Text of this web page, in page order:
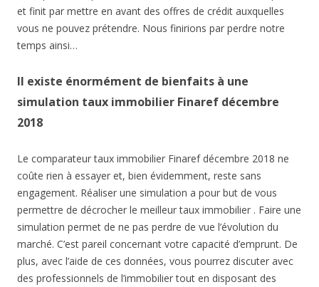
et finit par mettre en avant des offres de crédit auxquelles
vous ne pouvez prétendre. Nous finirions par perdre notre
temps ainsi…
Il existe énormément de bienfaits à une
simulation taux immobilier Finaref décembre
2018
Le comparateur taux immobilier Finaref décembre 2018 ne
coûte rien à essayer et, bien évidemment, reste sans
engagement. Réaliser une simulation a pour but de vous
permettre de décrocher le meilleur taux immobilier . Faire une
simulation permet de ne pas perdre de vue l’évolution du
marché. C’est pareil concernant votre capacité d’emprunt. De
plus, avec l’aide de ces données, vous pourrez discuter avec
des professionnels de l’immobilier tout en disposant des